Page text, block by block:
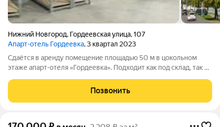
Нижний Новгород, Гордеевская улица,107
Апарт-отель Гордеевка, 3 квартал 2023
Сдаётся в аренду помещение площадью 50 м в цокольном
этаже апарт-отеля «Гордеевка». Подходит как под склад, так и
сборочное, мастерскую и др. Прямая аренда от собственника,
без комиссии и
Позвонить